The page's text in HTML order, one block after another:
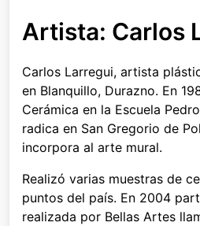
Artista: Carlos
Carlos Larregui, artista
en Blanquillo, Durazno. En
Cerámica en la Escuela
radica en San Gregorio de
incorpora al arte mural.
Realizó varias muestras de
puntos del país. En 2004
realizada por Bellas Artes